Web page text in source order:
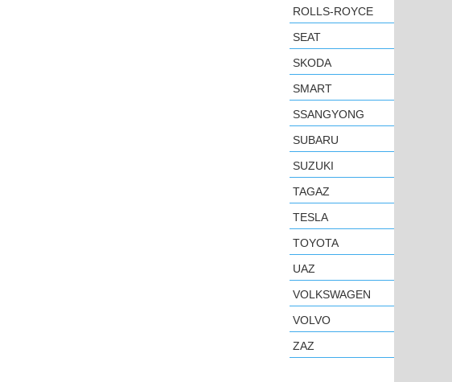
ROLLS-ROYCE
SEAT
SKODA
SMART
SSANGYONG
SUBARU
SUZUKI
TAGAZ
TESLA
TOYOTA
UAZ
VOLKSWAGEN
VOLVO
ZAZ